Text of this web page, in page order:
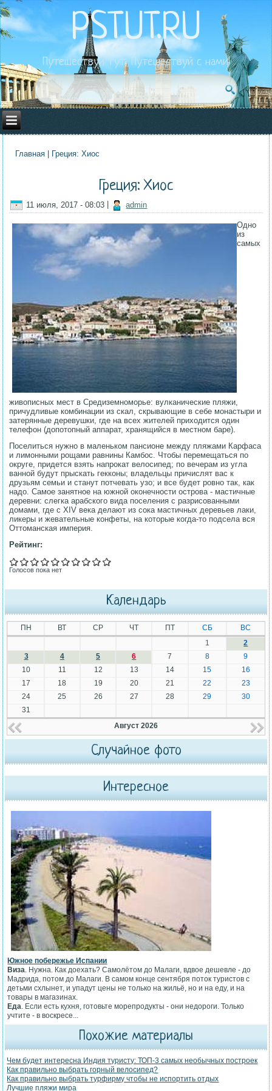
PSTUT.RU
Путешествуй тут. Путешествуй с нами!
Вы здесь
Главная| Греция: Хиос
Греция: Хиос
11 июля, 2017 - 08:03 admin
Одно
из
самых
живописных мест в Средиземноморье: вулканические пляжи,
причудливые комбинации из скал, скрывающие в себе монастыри и
затерянные деревушки, где на всех жителей приходится один
телефон (допотопный аппарат, хранящийся в местном баре).
Поселиться нужно в маленьком пансионе между пляжами Карфаса
и лимонными рощами равнины Камбос. Чтобы перемещаться по
округе, придется взять напрокат велосипед; по вечерам из угла
ванной будут прыскать гекконы; владельцы причислят вас к
друзьям семьи и станут потчевать узо; и все будет ровно так, как
надо. Самое занятное на южной оконечности острова - мастичные
деревни: слегка арабского вида поселения с разрисованными
домами, где с XIV века делают из сока мастичных деревьев лаки,
ликеры и жевательные конфеты, на которые когда-то подсела вся
Оттоманская империя.
Рейтинг:
Голосов пока нет
Календарь
ПН ВТ СР ЧТ ПТ СБ
ВС
1
2
3
4 5 6 7 8
9
10
11 12 13 14 15
16
17
18 19 20 21 22
23
24
25 26 27 28 29
30
31
Август 2026
Случайное фото
Интересное
Южное побережье Испании
Виза. Нужна. Как доехать? Самолётом до Малаги, вдвое дешевле - до
Мадрида, потом до Малаги. В самом конце сентября поток туристов с
детьми схлынет, и упадут цены не только на жильё, но и на еду, и на
товары в магазинах.
Еда. Если есть кухня, готовьте морепродукты - они недороги. Только
учтите - в воскресе...
Похожие материалы
Чем будет интересна Индия туристу: ТОП-3 самых необычных построек
Как правильно выбрать горный велосипед?
Как правильно выбрать турфирму чтобы не испортить отдых
Лучшие пляжи мира